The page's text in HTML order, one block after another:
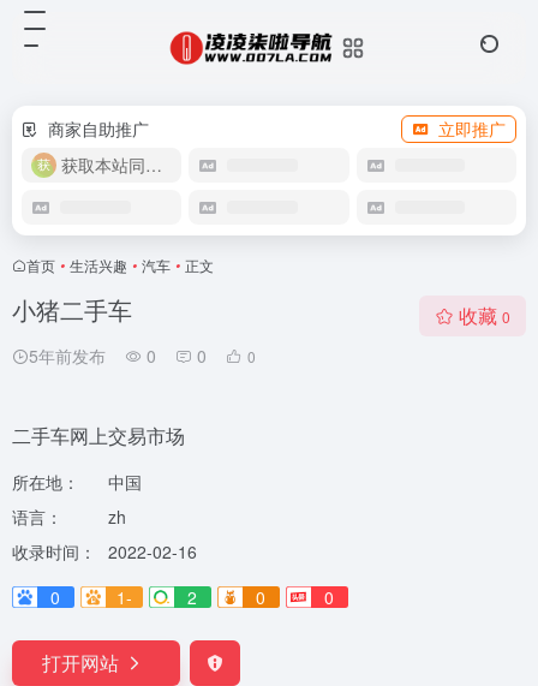
商家自助推广
立即推广
获取本站同款主题
首页 • 生活兴趣 • 汽车 • 正文
小猪二手车
5年前发布 0 0 0
收藏 0
二手车网上交易市场
所在地：
中国
语言：
zh
收录时间：
2022-02-16
0
1- 2 0 0
打开网站